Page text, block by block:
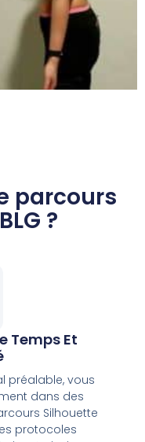
parcours
?
Temps Et
préalable, vous
dans des
Silhouette
protocoles